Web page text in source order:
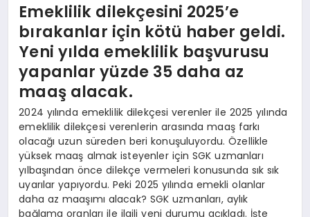
Emeklilik dilekçesini 2025’e
bırakanlar için kötü haber geldi.
Yeni yılda emeklilik başvurusu
yapanlar yüzde 35 daha az
maaş alacak.
2024 yılında emeklilik dilekçesi verenler ile 2025 yılında
emeklilik dilekçesi verenlerin arasında maaş farkı
olacağı uzun süreden beri konuşuluyordu. Özellikle
yüksek maaş almak isteyenler için SGK uzmanları
yılbaşından önce dilekçe vermeleri konusunda sık sık
uyarılar yapıyordu. Peki 2025 yılında emekli olanlar
daha az maaşımı alacak? SGK uzmanları, aylık
bağlama oranları ile ilgili yeni durumu açıkladı. İşte